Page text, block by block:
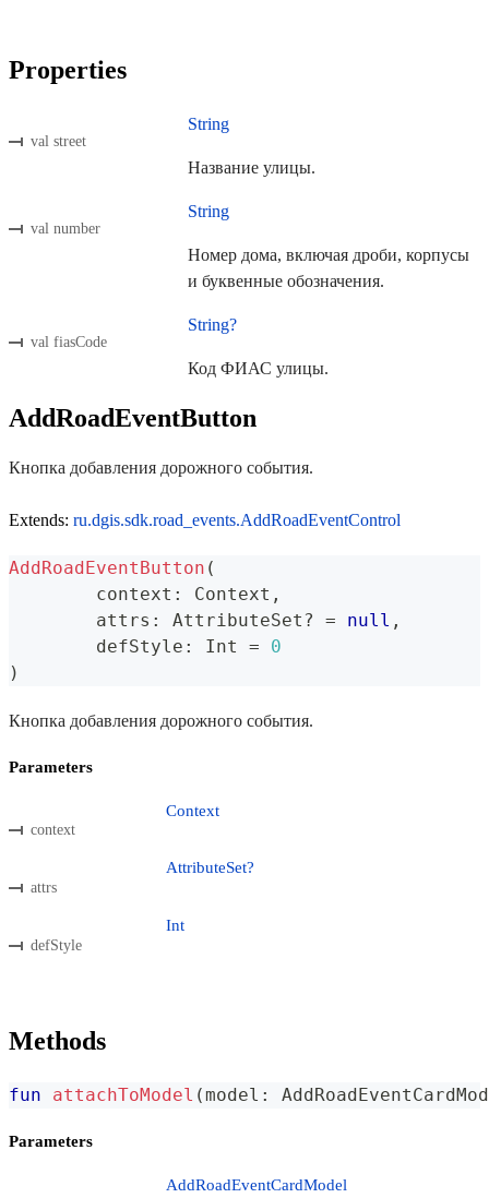
Properties
val street
String
Название улицы.
val number
String
Номер дома, включая дроби, корпусы
и буквенные обозначения.
val fiasCode
String?
Код ФИАС улицы.
AddRoadEventButton
Кнопка добавления дорожного события.
Extends: ru.dgis.sdk.road_events.AddRoadEventControl
AddRoadEventButton (
	context
: Context ,
	attrs
: AttributeSet ? = null ,
	defStyle
: Int =
0
)
Кнопка добавления дорожного события.
Parameters
context
Context
attrs
AttributeSet?
defStyle
Int
Methods
fun attachToModel (model :
Parameters
AddRoadEventCardModel